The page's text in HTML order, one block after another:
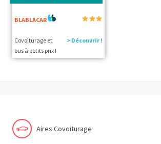
BLABLACAR
Covoiturage et
bus à petits prix !
> Découvrir !
Aires Covoiturage